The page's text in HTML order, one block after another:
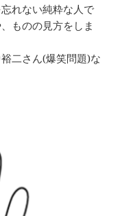
れない純粋な人で
ものの見方をしま
二さん(爆笑問題)な